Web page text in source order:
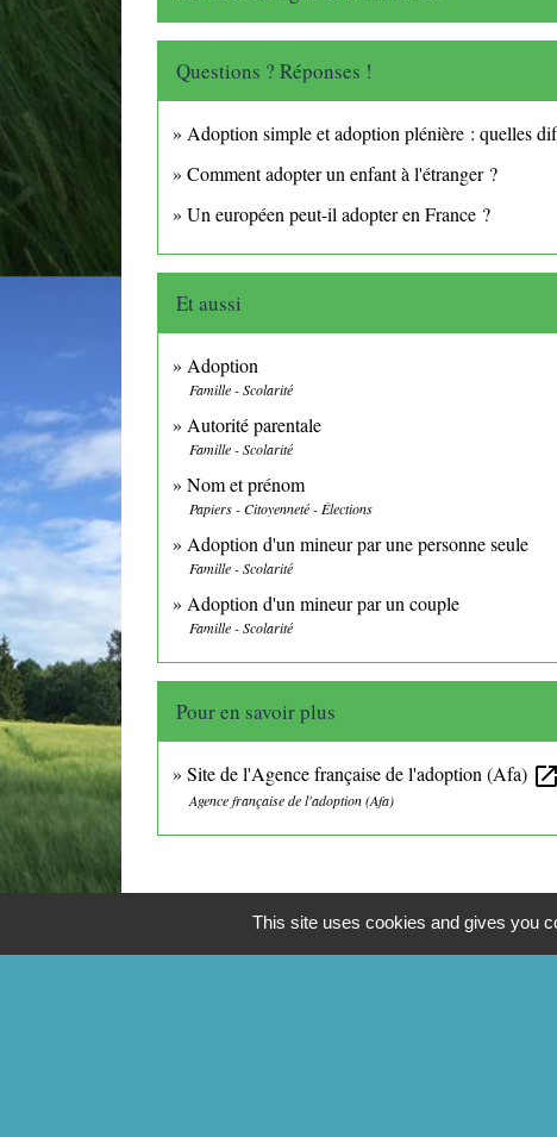
Questions ? Réponses !
Adoption simple et adoption plénière : quelles
Comment adopter un enfant à l'étranger ?
Un européen peut-il adopter en France ?
Et aussi
Adoption
Famille - Scolarité
Autorité parentale
Famille - Scolarité
Nom et prénom
Papiers - Citoyenneté - Élections
Adoption d'un mineur par une personne seule
Famille - Scolarité
Adoption d'un mineur par un couple
Famille - Scolarité
Pour en savoir plus
Site de l'Agence française de l'adoption (Afa) open_in_new
Agence française de l'adoption (Afa)
This site uses cookies and gives you